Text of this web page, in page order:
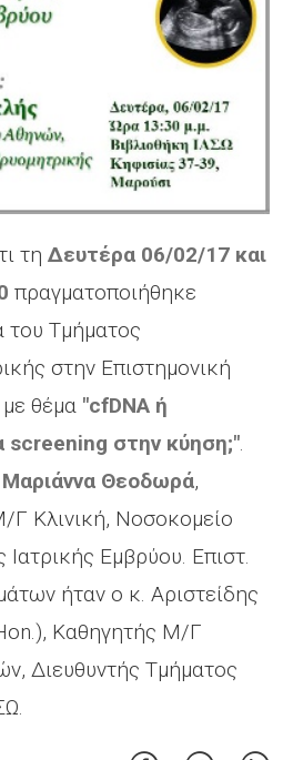
τη Δευτέρα 06/02/17 και
πραγματοποιήθηκε
του Τμήματος
στην Επιστημονική
θέμα "cfDNA ή
screening στην κύηση;".
Μαριάννα Θεοδωρά,
Κλινική, Νοσοκομείο
Ιατρικής Εμβρύου. Επιστ.
ήταν ο κ. Αριστείδης
Καθηγητής Μ/Γ
Διευθυντής Τμήματος